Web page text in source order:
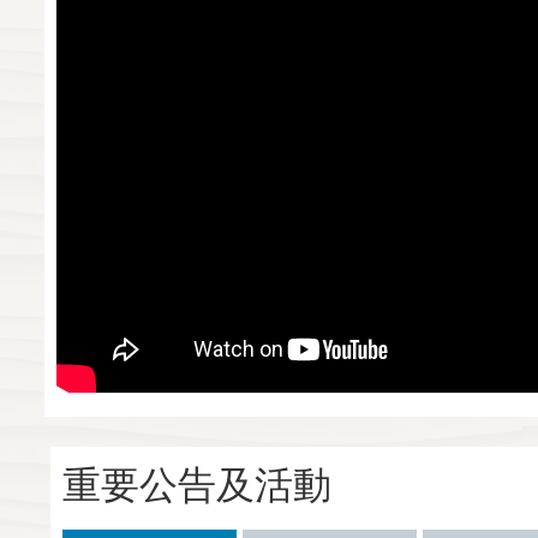
重要公告及活動